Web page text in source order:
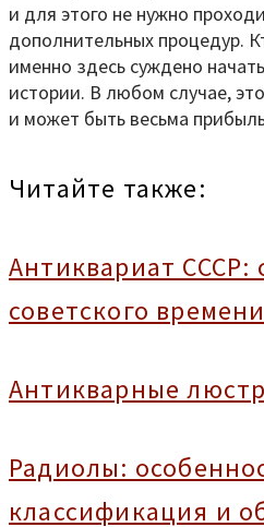
и для этого не нужно
дополнительных процедур.
именно здесь суждено
истории. В любом случае,
и может быть весьма
Читайте также:
Антиквариат СССР:
советского времени
Антикварные
Радиолы:
классификация и